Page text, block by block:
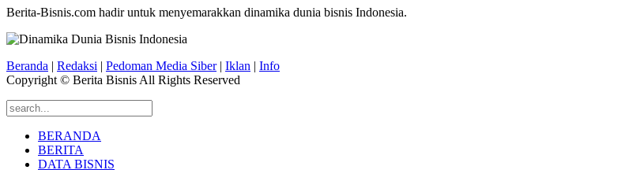
Berita-Bisnis.com hadir untuk menyemarakkan dinamika dunia bisnis Indonesia.
Beranda | Redaksi | Pedoman Media Siber| Iklan | Info
Copyright © Berita Bisnis All Rights Reserved
BERANDA
BERITA
DATA BISNIS